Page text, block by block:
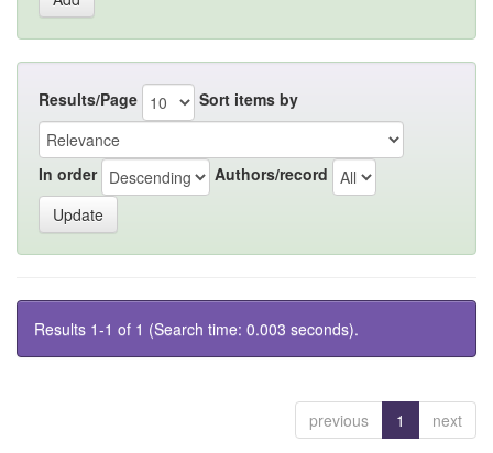
Results/Page Sort items by
In order Authors/record
Results 1-1 of 1 (Search time: 0.003 seconds).
previous 1 next